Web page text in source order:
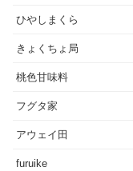
ひやしまくら
きょくちょ局
桃色甘味料
フグタ家
アウェイ田
furuike